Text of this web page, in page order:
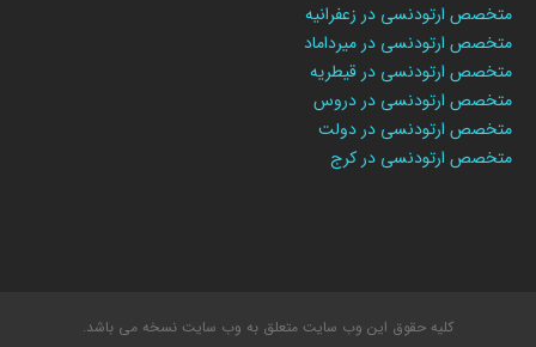
متخصص ارتودنسی در زعفرانیه
متخصص ارتودنسی در میرداماد
متخصص ارتودنسی در قیطریه
متخصص ارتودنسی در دروس
متخصص ارتودنسی در دولت
متخصص ارتودنسی در کرج
کلیه حقوق این وب سایت متعلق به وب سایت نسخه می باشد.